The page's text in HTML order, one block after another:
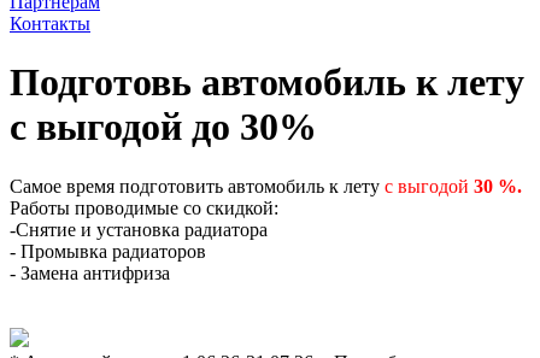
Контакты
Подготовь автомобиль к лету
с выгодой до 30%
Самое время подготовить автомобиль к лету с выгодой 30 %.
Работы проводимые со скидкой:
-Снятие и установка радиатора
- Промывка радиаторов
- Замена антифриза